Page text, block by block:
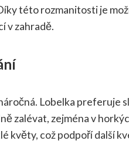
této rozmanitosti je
v zahradě.
Lobelka preferuje
zalévat, zejména v
květy, což podpoří další